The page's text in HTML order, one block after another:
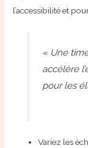
l’accessibilité et
« Une
accélère
pour les
Variez les